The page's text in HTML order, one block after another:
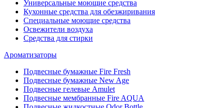
Универсальные моющие средства
Кухонные средства для обезжиривания
Специальные моющие средства
Освежители воздуха
Средства для стирки
Ароматизаторы
Подвесные бумажные Fire Fresh
Подвесные бумажные New Age
Подвесные гелевые Amulet
Подвесные мембранные Fire AQUA